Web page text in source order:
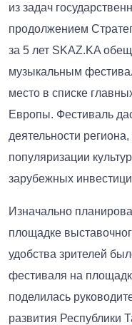
из задач
продолжением
за 5 лет SKAZ.KA
музыкальным
место в списке
Европы. Фестиваль
деятельности
популяризации
зарубежных
Изначально
площадке
удобства зрителей
фестиваля на
поделилась
развития Республики